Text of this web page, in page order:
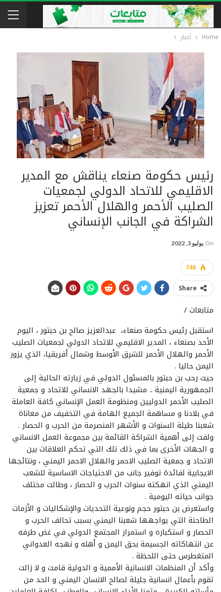
Home أخبار
رئيس حكومة صنعاء يناقش مع المدير
الاقليمي للاتحاد الدولي لجمعيات
الصليب الأحمر والهلال الأحمر تعزيز
الشراكة في الجانب الإنساني
On يوليو 3, 2022
746
Share
متابعات /
استقبل رئيس حكومة صنعاء، عبدالعزيز صالح بن حبتور ، اليوم
الأحد بصنعاء ، المدير الاقليمي للاتحاد الدولي لجمعيات الصليب
الأحمر والهلال الأحمر للشرق الأوسط وشمال أفريقيا، الذي يزور
اليمن حاليا .
حيث رحب بن حبتور بالمسئول الدولي في زيارته الحالية إلى
الجمهورية اليمنية .. مشيدا بالجهد الانساني للاتحاد و جمعية
الصليب الأحمر الدوليين ومنظومة العمل الإنساني كافة العاملة
في بلادنا و مساهمة الجميع الهامة في التخفيف من معاناة
شعبنا طيلة السنوات و الأشهر المنصرمة من الحرب و الحصار .
ولفت إلى أهمية الشراكة القائمة بين مجموعة العمل الانساني
و الجهات الأخرى بما في ذلك تلك التي تحكم العلاقات بين
الاتحاد و جمعية الصليب الاحمر والهلال الاحمر اليمني ، ونتائجها
الايجابية لفائدة توفير جانب من الاحتياجات الاساسية للشعب
اليمني الذي انهكته سنوات الحرب و الحصار ، وطالت مختلف
جوانب حياته اليومية .
واستعرض بن حبتور حجم ونوعية التحديات والإشكاليات و الأزمات
الطاحنة التي يواجهها شعبنا اليمني بسبب تحالف الحرب و
الحصار و استكباره و استمرار المجتمع الدولي في غض طرفه
عن انتهاكاته الجسيمة بحق اليمن و أهله و نهجه العدواني
المتغطرس حتى اللحظة .
وأكد أن المنظمات الانسانية الأممية و الدولية قامت و لا زالت
تقوم بأعمال انسانية جليلة لصالح الانسان اليمني و الحد من